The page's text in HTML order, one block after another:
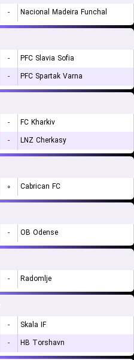
- Nacional Madeira Funchal
-
PFC Slavia Sofia
- PFC Spartak Varna
-
FC Kharkiv
- LNZ Cherkasy
۰ Cabrican FC
- OB Odense
- Radomlje
-
Skala IF
- HB Torshavn